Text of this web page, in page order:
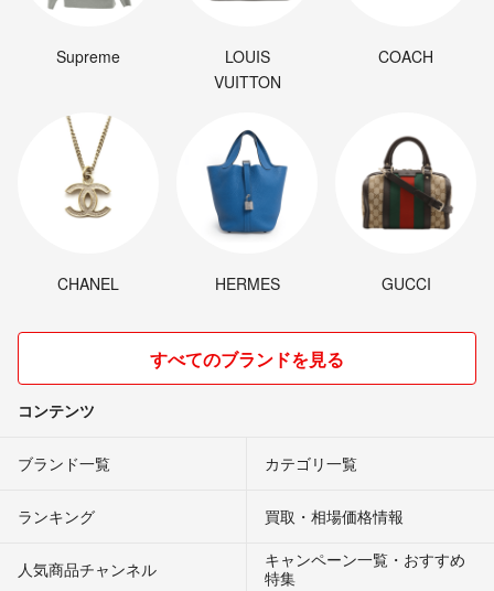
Supreme
LOUIS
VUITTON
COACH
CHANEL HERMES GUCCI
すべてのブランドを見る
コンテンツ
ブランド一覧 カテゴリ一覧
ランキング 買取・相場価格情報
人気商品チャンネル
キャンペーン一覧・おすすめ
特集